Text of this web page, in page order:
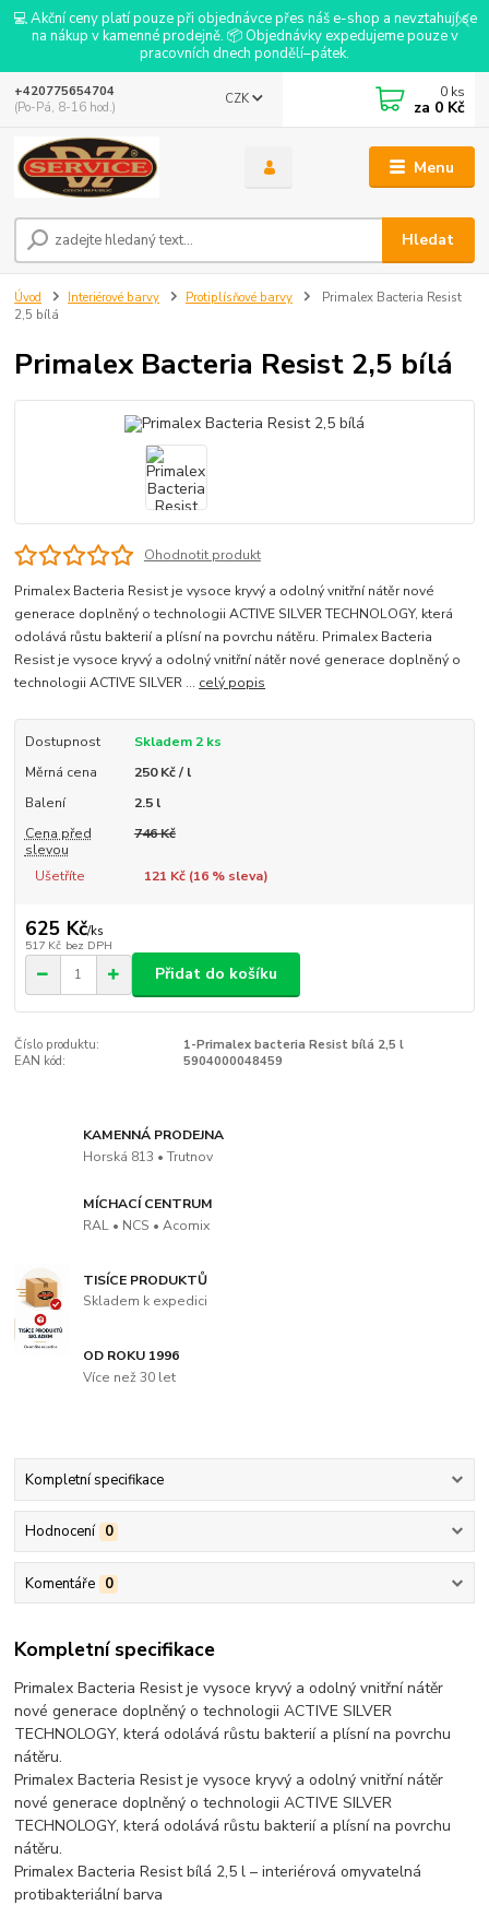
💻 Akční ceny platí pouze při objednávce přes náš e-shop a nevztahují se
na nákup v kamenné prodejně. 📦 Objednávky expedujeme pouze v
pracovních dnech pondělí–pátek.
Menu
CZK
Hledat
+420775654704
(Po-Pá, 8-16 hod.)
0 ks
za 0 Kč
Úvod Interiérové barvy Protiplísňové barvy
Primalex Bacteria Resist
2,5 bílá
Primalex Bacteria Resist 2,5 bílá
Ohodnotit produkt
Primalex Bacteria Resist je vysoce kryvý a odolný vnitřní nátěr nové
generace doplněný o technologii ACTIVE SILVER TECHNOLOGY, která
odolává růstu bakterií a plísní na povrchu nátěru. Primalex Bacteria
Resist je vysoce kryvý a odolný vnitřní nátěr nové generace doplněný o
technologii ACTIVE SILVER ... celý popis
Dostupnost
Skladem 2 ks
Měrná cena
250 Kč / l
Balení
2.5 l
Cena před
slevou
746 Kč
Ušetříte 121 Kč (16% sleva)
625 Kč/ks
517 Kč bez DPH
Přidat do košíku
Číslo produktu:
1-Primalex bacteria Resist bílá 2,5 l
EAN kód:
5904000048459
KAMENNÁ PRODEJNA
Horská 813 • Trutnov
MÍCHACÍ CENTRUM
RAL • NCS • Acomix
TISÍCE PRODUKTŮ
Skladem k expedici
OD ROKU 1996
Více než 30 let
Kompletní specifikace
Hodnocení 0
Komentáře 0
Kompletní specifikace
Primalex Bacteria Resist je vysoce kryvý a odolný vnitřní nátěr
nové generace doplněný o technologii ACTIVE SILVER
TECHNOLOGY, která odolává růstu bakterií a plísní na povrchu
nátěru.
Primalex Bacteria Resist je vysoce kryvý a odolný vnitřní nátěr
nové generace doplněný o technologii ACTIVE SILVER
TECHNOLOGY, která odolává růstu bakterií a plísní na povrchu
nátěru.
Primalex Bacteria Resist bílá 2,5 l – interiérová omyvatelná
protibakteriální barva